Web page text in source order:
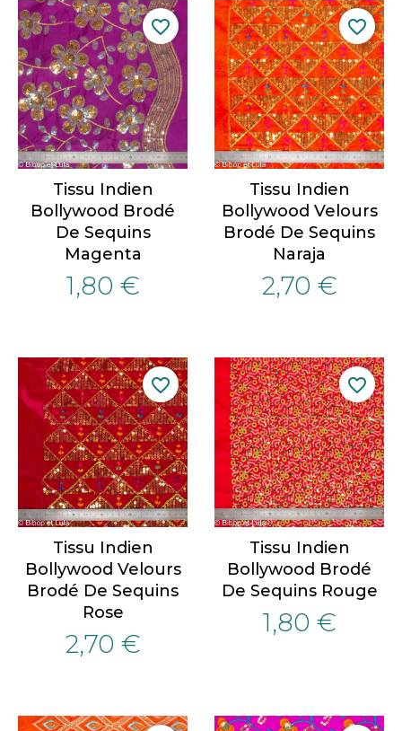
Tissu Indien
Bollywood Brodé
De Sequins
Magenta
1,80 €
favorite_border
Tissu Indien
Bollywood Velours
Brodé De Sequins
Naraja
2,70 €
favorite_border
Tissu Indien
Bollywood Velours
Brodé De Sequins
Rose
2,70 €
favorite_border
Tissu Indien
Bollywood Brodé
De Sequins Rouge
1,80 €
favorite_border